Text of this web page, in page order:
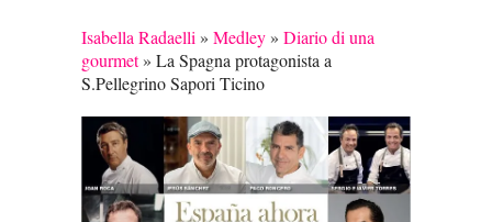
Isabella Radaelli » Medley» Diario di una
gourmet» La Spagna protagonista a
S.Pellegrino Sapori Ticino